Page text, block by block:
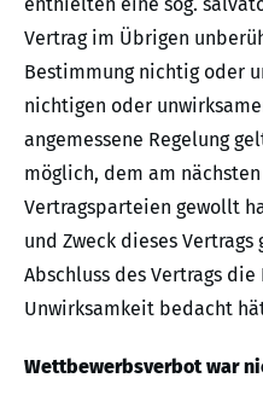
enthielten eine sog.
Vertrag im Übrigen
Bestimmung nichtig oder
nichtigen oder
angemessene Regelung
möglich, dem am
Vertragsparteien gewollt
und Zweck dieses
Abschluss des Vertrags
Unwirksamkeit bedacht
Wettbewerbsverbot war